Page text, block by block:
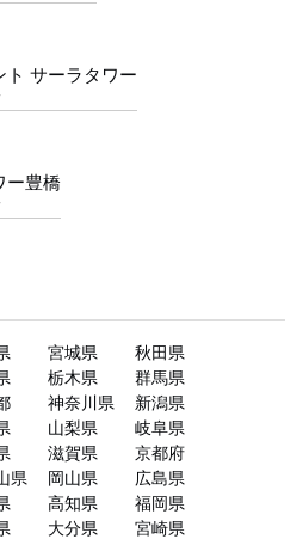
ト サーラタワー
ー豊橋
宮城県
秋田県
栃木県
群馬県
神奈川県
新潟県
山梨県
岐阜県
滋賀県
京都府
県 岡山県
広島県
高知県
福岡県
大分県
宮崎県